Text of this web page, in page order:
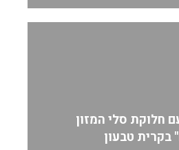
חלוקת סלי המזון
בקרית טבעון